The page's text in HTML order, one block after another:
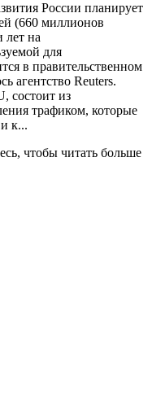
России планирует
(660 миллионов
лет на
для
в правительственном
агентство Reuters.
состоит из
трафиком, которые
к...
чтобы читать больше